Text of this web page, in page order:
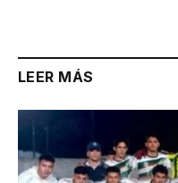
LEER MÁS